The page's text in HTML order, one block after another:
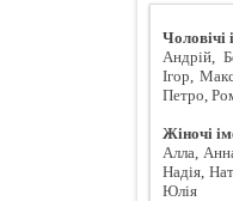
Чоловічі
Андрій,
Ігор,
Петро,
Жіночі
Алла,
Надія,
Юлія